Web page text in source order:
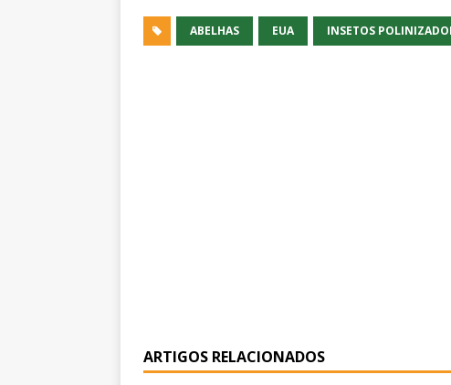
ABELHAS EUA INSETOS
ARTIGOS RELACIONADOS